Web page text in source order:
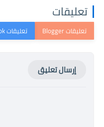
تعليقات
إرسال تعليق